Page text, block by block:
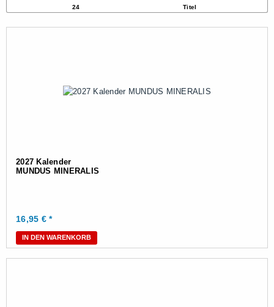
Titel
24
2027 Kalender
MUNDUS MINERALIS
16,95 € *
IN DEN WARENKORB